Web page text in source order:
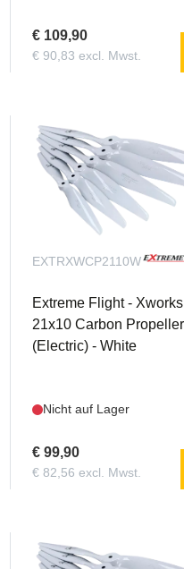
€ 109,90
€ 90,83 excl. Mwst.
EXTRXWCP2110W
Extreme Flight - Xworks
21x10 Carbon Propeller
(Electric) - White
Nicht auf Lager
€ 99,90
€ 82,56 excl. Mwst.